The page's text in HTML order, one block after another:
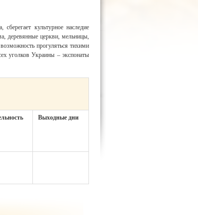
культурное наследие
деревянные церкви, мельницы,
прогуляться тихими
уголков Украины – экспонаты
Выходные дни